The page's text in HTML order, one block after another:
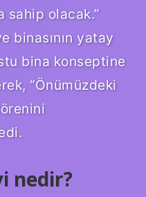
sahip olacak.”
binasının yatay
bina konseptine
“Önümüzdeki
nedir?